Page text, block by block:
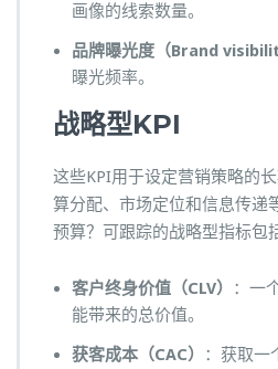
画像的线索数量。
品牌曝光度（Brand
曝光频率。
战略型KPI
这些KPI用于设定营销策略的
算分配、市场定位和信息传递
预算？可跟踪的战略型指标包
客户终身价值（CLV）
：一
能带来的总价值。
获客成本（CAC）
：获取一